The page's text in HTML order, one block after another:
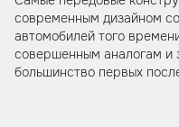
современным дизайном
автомобилей того
совершенным аналогам и
большинство первых